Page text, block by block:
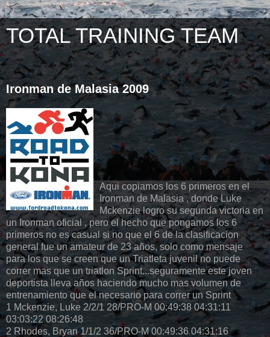
TOTAL TRAINING TEAM
Ironman de Malasia 2009
Aqui copiamos los 6 primeros en el
Ironman de Malasia , donde Luke
Mckenzie logro su segunda victoria en
un Ironman oficial , pero el hecho que pongamos los 6
primeros no es casual si no que el 6 de la clasificacion
general fue un amateur de 23 años, solo como mensaje
para los que se creen que un Triatleta juvenil no puede
correr mas que un triatlon Sprint...seguramente este joven
deportista lleva años haciendo mucho mas volumen de
entrenamiento que el necesario para correr un Sprint
1 Mckenzie, Luke 2/2/1 28/PRO-M 00:49:38 04:31:11
03:03:22 08:26:48
2 Rhodes, Bryan 1/1/2 36/PRO-M 00:49:36 04:31:16